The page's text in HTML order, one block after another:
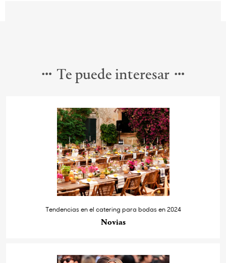
Te puede interesar
Tendencias en el catering para bodas en 2024
Novias